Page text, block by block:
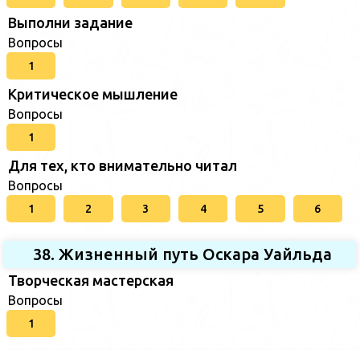
Выполни задание
Вопросы
1
Критическое мышление
Вопросы
1
Для тех, кто внимательно читал
Вопросы
1 2 3 4 5 6
38. Жизненный путь Оскара Уайльда
Творческая мастерская
Вопросы
1